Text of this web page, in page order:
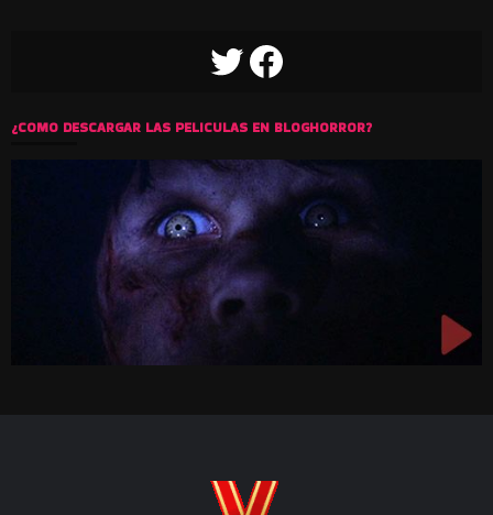
TWITTERFACEBOOK
¿COMO DESCARGAR LAS PELICULAS EN BLOGHORROR?